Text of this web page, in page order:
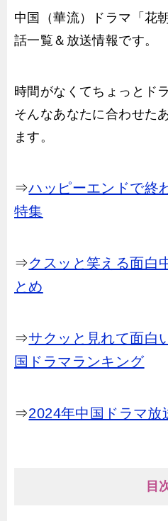
中国（華流）ドラマ「花
話一覧＆放送情報です。
時間がなくてちょっとド
そんなあなたに合わせた
ます。
⇒ハッピーエンドで終
特集
⇒クスッと笑える面白
とめ
⇒サクッと見れて面白
国ドラマランキング
⇒2024年中国ドラマ放
目